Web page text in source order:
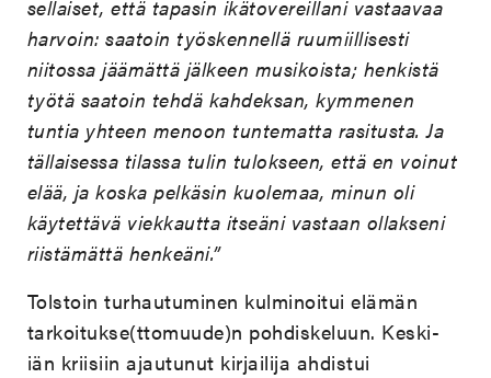
sellaiset, että tapasin ikätovereillani vastaavaa
harvoin: saatoin työskennellä ruumiillisesti
niitossa jäämättä jälkeen musikoista; henkistä
työtä saatoin tehdä kahdeksan, kymmenen
tuntia yhteen menoon tuntematta rasitusta. Ja
tällaisessa tilassa tulin tulokseen, että en voinut
elää, ja koska pelkäsin kuolemaa, minun oli
käytettävä viekkautta itseäni vastaan ollakseni
riistämättä henkeäni.”
Tolstoin turhautuminen kulminoitui elämän
tarkoitukse(ttomuude)n pohdiskeluun. Keski-
iän kriisiin ajautunut kirjailija ahdistui